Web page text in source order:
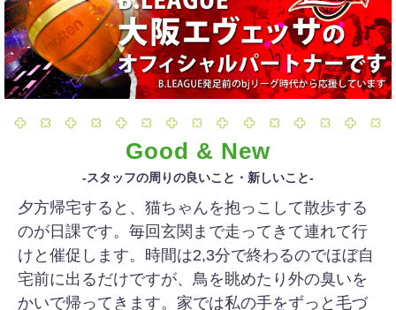
Good & New
-スタッフの周りの良いこと・新しいこと-
夕方帰宅すると、猫ちゃんを抱っこして散歩する
のが日課です。毎回玄関まで走ってきて連れて行
けと催促します。時間は2,3分で終わるのでほぼ自
宅前に出るだけですが、鳥を眺めたり外の臭いを
かいで帰ってきます。家では私の手をずっと毛づ